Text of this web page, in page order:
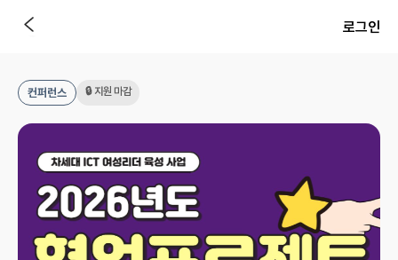
로그인
컨퍼런스 🔒 지원 마감